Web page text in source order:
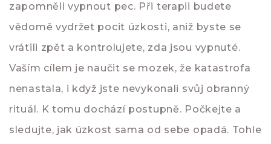
zapomněli vypnout pec. Při terapii budete
vědomě vydržet pocit úzkosti, aniž byste se
vrátili zpět a kontrolujete, zda jsou vypnuté.
Vaším cílem je naučit se mozek, že katastrofa
nenastala, i když jste nevykonali svůj obranný
rituál. K tomu dochází postupně. Počkejte a
sledujte, jak úzkost sama od sebe opadá. Tohle